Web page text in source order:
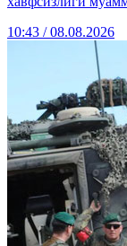
10:43 / 08.08.2026